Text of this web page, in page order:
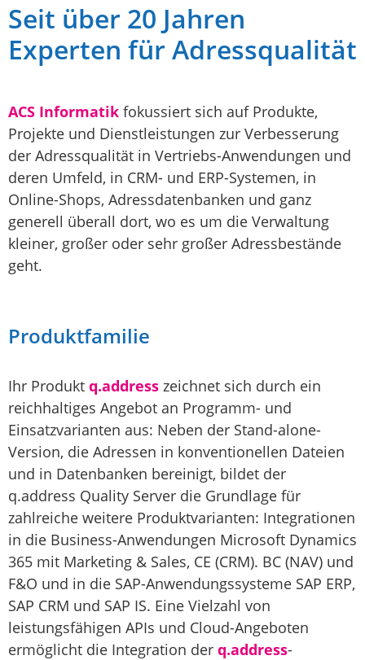
Seit über 20 Jahren
Experten für Adressqualität
ACS Informatik fokussiert sich auf Produkte,
Projekte und Dienstleistungen zur Verbesserung
der Adressqualität in Vertriebs-Anwendungen und
deren Umfeld, in CRM- und ERP-Systemen, in
Online-Shops, Adressdatenbanken und ganz
generell überall dort, wo es um die Verwaltung
kleiner, großer oder sehr großer Adressbestände
geht.
Produktfamilie
Ihr Produkt q.address zeichnet sich durch ein
reichhaltiges Angebot an Programm- und
Einsatzvarianten aus: Neben der Stand-alone-
Version, die Adressen in konventionellen Dateien
und in Datenbanken bereinigt, bildet der
q.address Quality Server die Grundlage für
zahlreiche weitere Produktvarianten: Integrationen
in die Business-Anwendungen Microsoft Dynamics
365 mit Marketing & Sales, CE (CRM). BC (NAV) und
F&O und in die SAP-Anwendungssysteme SAP ERP,
SAP CRM und SAP IS. Eine Vielzahl von
leistungsfähigen APIs und Cloud-Angeboten
ermöglicht die Integration der q.address-